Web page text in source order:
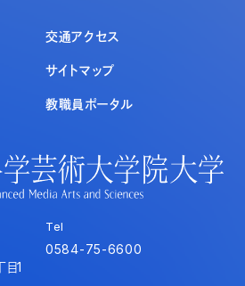
交通アクセス
サイトマップ
教職員ポータル
1
Tel
0584-75-6600